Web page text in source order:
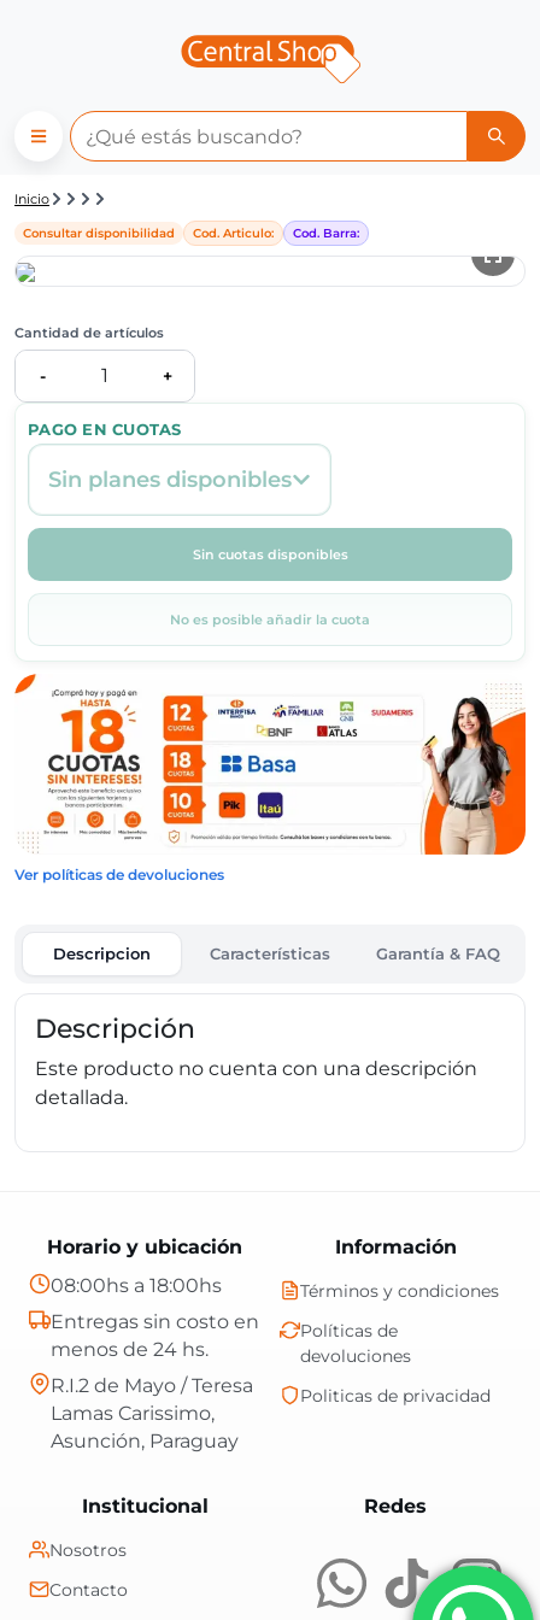
Detalle de producto | Central
Inicio
Consultar disponibilidad Cod. Articulo: Cod. Barra:
PAGO EN CUOTAS
Sin planes disponibles
Sin cuotas disponibles
No es posible añadir la cuota
Cantidad de artículos
- 1 +
Ver políticas de devoluciones
Descripcion Características Garantía & FAQ
Descripción
Este producto no cuenta con una descripción
detallada.
RedesCentral Shop es
Información
Términos y condiciones
Políticas de
devoluciones
Politicas de privacidad
Institucional
Nosotros
Contacto
Horario y ubicación
08:00hs a 18:00hs
Entregas sin costo en
menos de 24 hs.
R.I.2 de Mayo / Teresa
Lamas Carissimo,
Asunción, Paraguay